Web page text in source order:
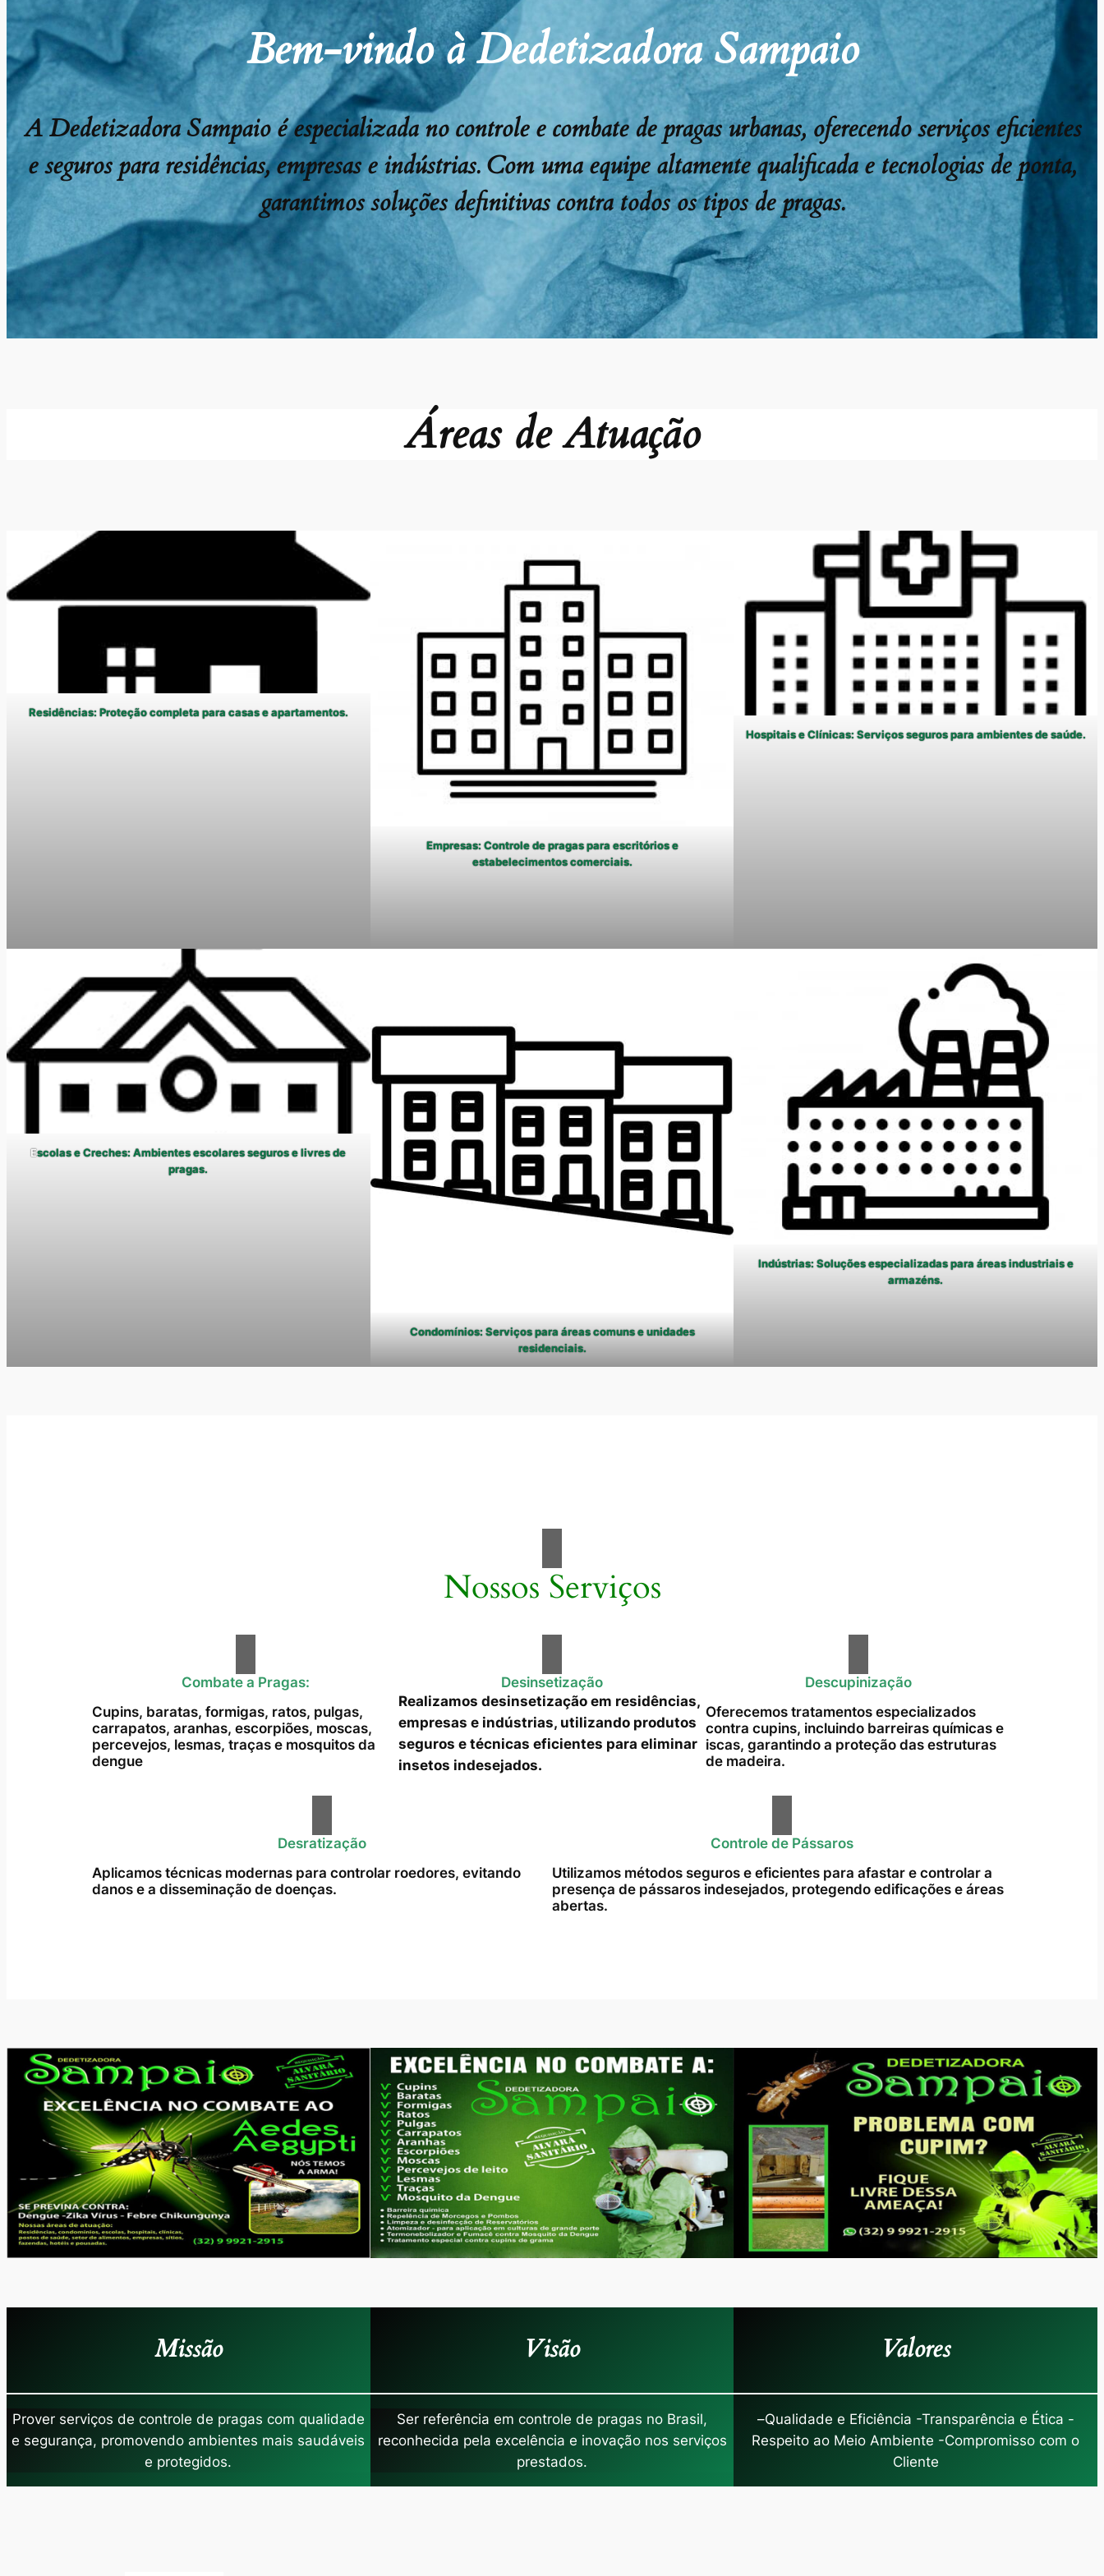
Bem-vindo à Dedetizadora Sampaio
A Dedetizadora Sampaio é especializada no controle e combate de pragas urbanas, oferecendo serviços eficientes
e seguros para residências, empresas e indústrias. Com uma equipe altamente qualificada e tecnologias de ponta,
garantimos soluções definitivas contra todos os tipos de pragas.
Áreas de Atuação
Residências: Proteção completa para casas e apartamentos.
Empresas: Controle de pragas para escritórios e
estabelecimentos comerciais.
Hospitais e Clínicas: Serviços seguros para ambientes de saúde.
Escolas e Creches: Ambientes escolares seguros e livres de
pragas.
Condomínios: Serviços para áreas comuns e unidades
residenciais.
Indústrias: Soluções especializadas para áreas industriais e
armazéns.
Nossos Serviços
Combate a Pragas:
Cupins, baratas, formigas, ratos, pulgas,
carrapatos, aranhas, escorpiões, moscas,
percevejos, lesmas, traças e mosquitos da
dengue
Desinsetização
Realizamos desinsetização em residências,
empresas e indústrias, utilizando produtos
seguros e técnicas eficientes para eliminar
insetos indesejados.
Descupinização
Oferecemos tratamentos especializados
contra cupins, incluindo barreiras químicas e
iscas, garantindo a proteção das estruturas
de madeira.
Desratização
Aplicamos técnicas modernas para controlar roedores, evitando
danos e a disseminação de doenças.
Controle de Pássaros
Utilizamos métodos seguros e eficientes para afastar e controlar a
presença de pássaros indesejados, protegendo edificações e áreas
abertas.
Missão
Prover serviços de controle de pragas com qualidade
e segurança, promovendo ambientes mais saudáveis
e protegidos.
Visão
Ser referência em controle de pragas no Brasil,
reconhecida pela excelência e inovação nos serviços
prestados.
Valores
–Qualidade e Eficiência -Transparência e Ética -
Respeito ao Meio Ambiente -Compromisso com o
Cliente